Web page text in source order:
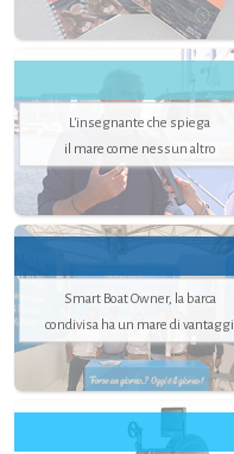
L'insegnante che spiega
il mare come nessun altro
Smart Boat Owner, la barca
condivisa ha un mare di vantaggi